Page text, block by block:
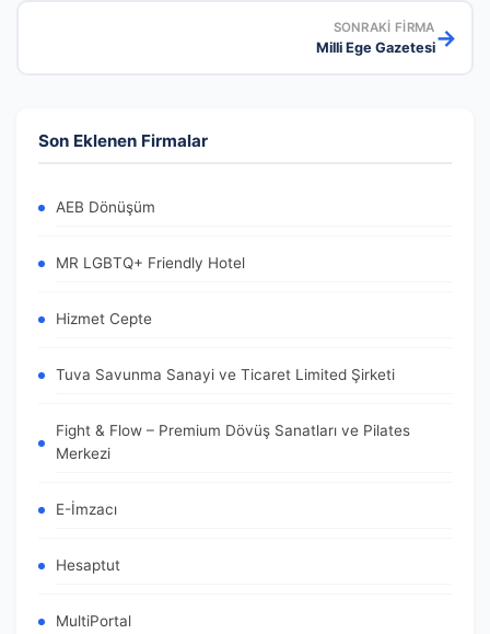
SONRAKI FIRMA
Milli Ege Gazetesi→
Son Eklenen Firmalar
AEB Dönüşüm
MR LGBTQ+ Friendly Hotel
Hizmet Cepte
Tuva Savunma Sanayi ve Ticaret Limited Şirketi
Fight & Flow – Premium Dövüş Sanatları ve Pilates
Merkezi
E-İmzacı
Hesaptut
MultiPortal